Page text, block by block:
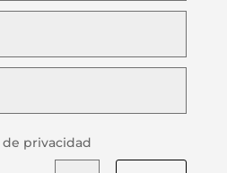
privacidad